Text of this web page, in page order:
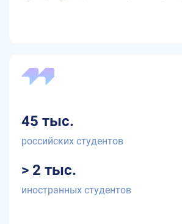
45 тыс.
российских студентов
> 2 тыс.
иностранных студентов